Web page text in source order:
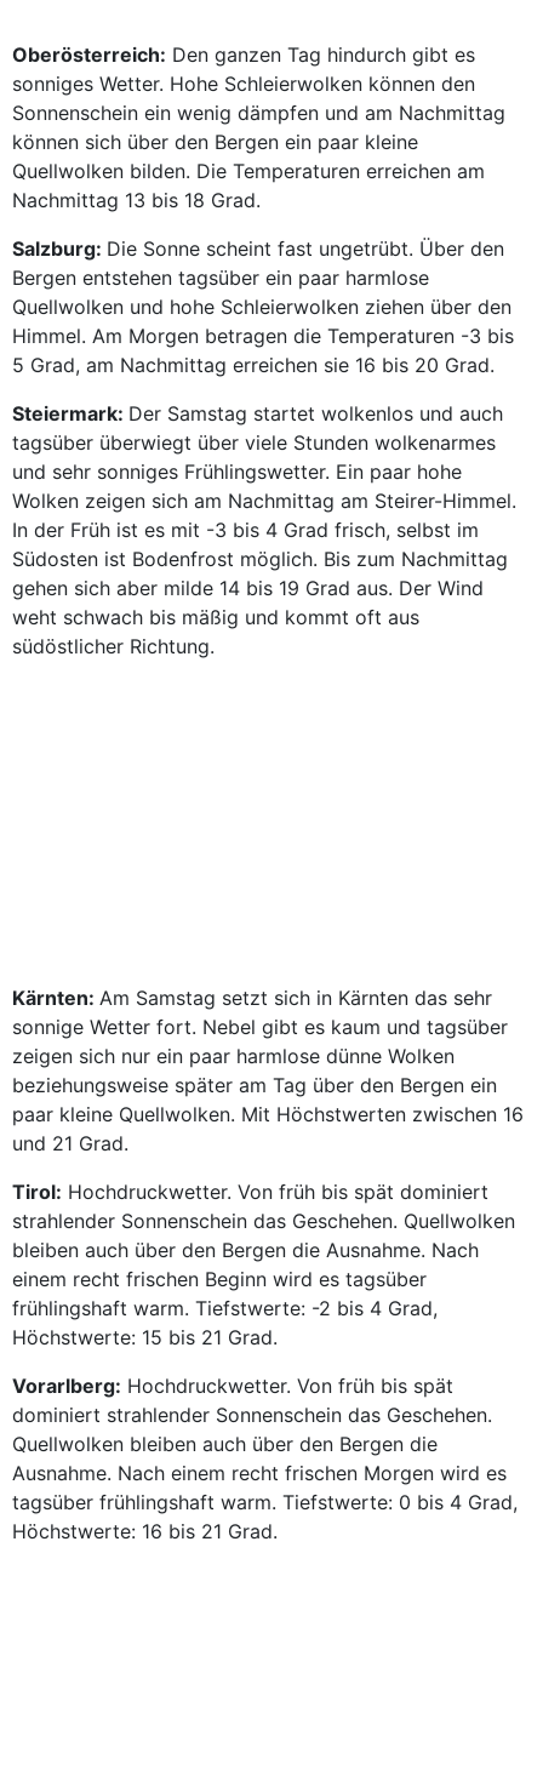
Oberösterreich: Den ganzen Tag hindurch gibt es
sonniges Wetter. Hohe Schleierwolken können den
Sonnenschein ein wenig dämpfen und am Nachmittag
können sich über den Bergen ein paar kleine
Quellwolken bilden. Die Temperaturen erreichen am
Nachmittag 13 bis 18 Grad.
Salzburg: Die Sonne scheint fast ungetrübt. Über den
Bergen entstehen tagsüber ein paar harmlose
Quellwolken und hohe Schleierwolken ziehen über den
Himmel. Am Morgen betragen die Temperaturen -3 bis
5 Grad, am Nachmittag erreichen sie 16 bis 20 Grad.
Steiermark: Der Samstag startet wolkenlos und auch
tagsüber überwiegt über viele Stunden wolkenarmes
und sehr sonniges Frühlingswetter. Ein paar hohe
Wolken zeigen sich am Nachmittag am Steirer-Himmel.
In der Früh ist es mit -3 bis 4 Grad frisch, selbst im
Südosten ist Bodenfrost möglich. Bis zum Nachmittag
gehen sich aber milde 14 bis 19 Grad aus. Der Wind
weht schwach bis mäßig und kommt oft aus
südöstlicher Richtung.
Kärnten: Am Samstag setzt sich in Kärnten das sehr
sonnige Wetter fort. Nebel gibt es kaum und tagsüber
zeigen sich nur ein paar harmlose dünne Wolken
beziehungsweise später am Tag über den Bergen ein
paar kleine Quellwolken. Mit Höchstwerten zwischen 16
und 21 Grad.
Tirol: Hochdruckwetter. Von früh bis spät dominiert
strahlender Sonnenschein das Geschehen. Quellwolken
bleiben auch über den Bergen die Ausnahme. Nach
einem recht frischen Beginn wird es tagsüber
frühlingshaft warm. Tiefstwerte: -2 bis 4 Grad,
Höchstwerte: 15 bis 21 Grad.
Vorarlberg: Hochdruckwetter. Von früh bis spät
dominiert strahlender Sonnenschein das Geschehen.
Quellwolken bleiben auch über den Bergen die
Ausnahme. Nach einem recht frischen Morgen wird es
tagsüber frühlingshaft warm. Tiefstwerte: 0 bis 4 Grad,
Höchstwerte: 16 bis 21 Grad.